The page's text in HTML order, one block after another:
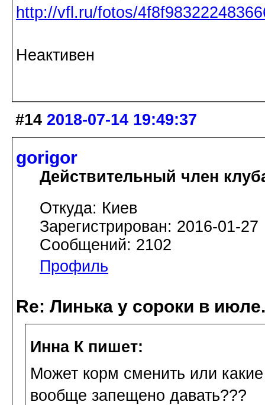
http://vfl.ru/fotos/
Неактивен
#14 2018-07-14 19:49:37
gorigor
Действительный член
Откуда: Киев
Зарегистрирован: 2016-01-27
Сообщений: 2102
Профиль
Re: Линька у сороки в
Инна К пишет:
Может корм сменить или
вообще запещено давать???